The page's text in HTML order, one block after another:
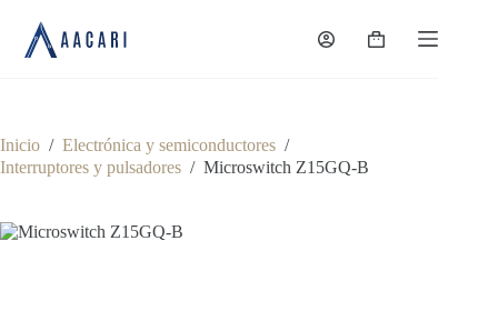
contenido
Carro
Inicio / Electrónica y semiconductores /
Interruptores y pulsadores / Microswitch Z15GQ-B